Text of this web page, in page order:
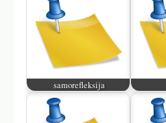
samorefleksija